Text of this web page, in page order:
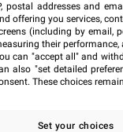
postal addresses and
offering you services,
(including by email,
their performance,
can "accept all" and
also "set detailed
These choices
Set your choices